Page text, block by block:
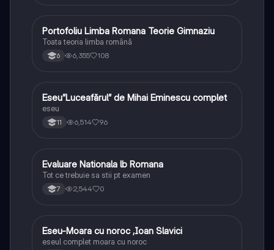
Limba și literatura română
Portofoliu Limba Romana Teorie Gimnaziu
Toata teoria limba română
6 6,355 108
Limba și literatura română
Eseu”Luceafărul” de Mihai Eminescu complet
eseu
11 6,514 96
Limba și literatura română
Evaluare Nationala lb Romana
Tot ce trebuie sa stii pt examen
7 2,544 0
Limba și literatura română
Eseu-Moara cu noroc ,Ioan Slavici
eseul complet moara cu noroc